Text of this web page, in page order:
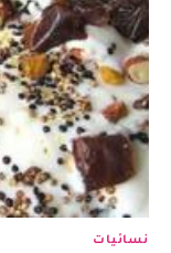
نسائيات